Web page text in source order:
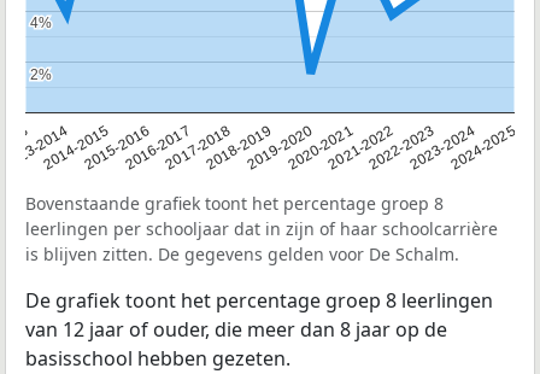
2013-20142014-20152015-20162016-20172017-20182018-20192019-20202020-20212021-20222022-20232023-20242024-2025
2%
2%
4%
4%
Bovenstaande grafiek toont het percentage groep 8
leerlingen per schooljaar dat in zijn of haar schoolcarrière
is blijven zitten. De gegevens gelden voor De Schalm.
De grafiek toont het percentage groep 8 leerlingen
van 12 jaar of ouder, die meer dan 8 jaar op de
basisschool hebben gezeten.